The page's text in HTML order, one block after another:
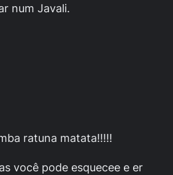
num Javali.
ratuna matata!!!!!
você pode esquecee e er